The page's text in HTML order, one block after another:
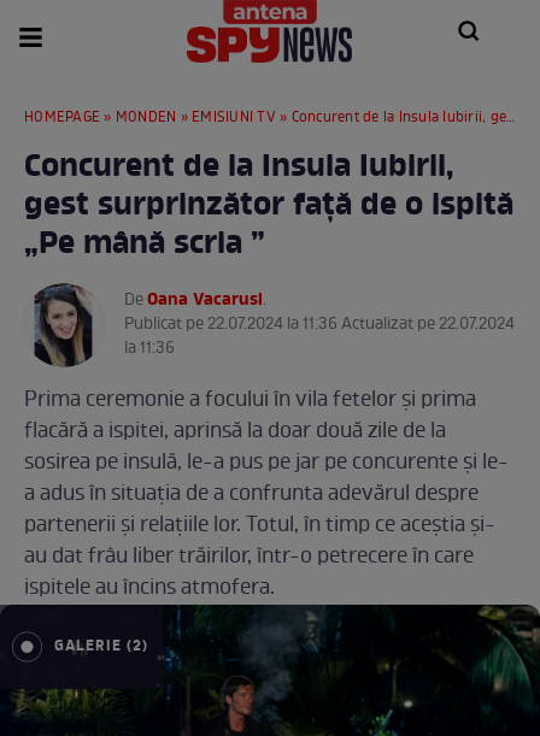
HOMEPAGE » MONDEN » EMISIUNI TV » Concurent de la Insula Iubirii, gest surprinzător faţă de o ispită „Pe mână scria
Concurent de la Insula Iubirii,
gest surprinzător faţă de o ispită
„Pe mână scria ”
DeOana Vacarusi.
Publicat pe 22.07.2024 la 11:36 Actualizat pe 22.07.2024
la 11:36
Prima ceremonie a focului în vila fetelor şi prima
flacără a ispitei, aprinsă la doar două zile de la
sosirea pe insulă, le-a pus pe jar pe concurente şi le-
a adus în situaţia de a confrunta adevărul despre
partenerii şi relaţiile lor. Totul, în timp ce aceştia şi-
au dat frâu liber trăirilor, într-o petrecere în care
ispitele au încins atmofera.
GALERIE (2)